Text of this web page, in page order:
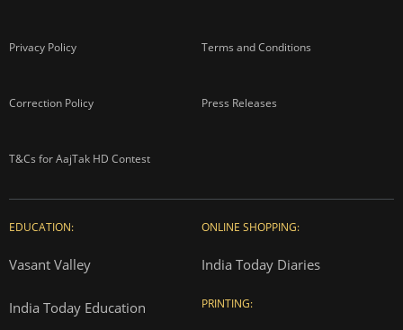
Privacy Policy Terms and Conditions
Correction Policy Press Releases
T&Cs for AajTak HD Contest
EDUCATION:
Vasant Valley
India Today Education
ONLINE SHOPPING:
India Today Diaries
PRINTING: